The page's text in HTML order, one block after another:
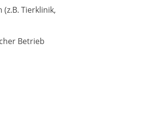
Tierklinik,
Betrieb